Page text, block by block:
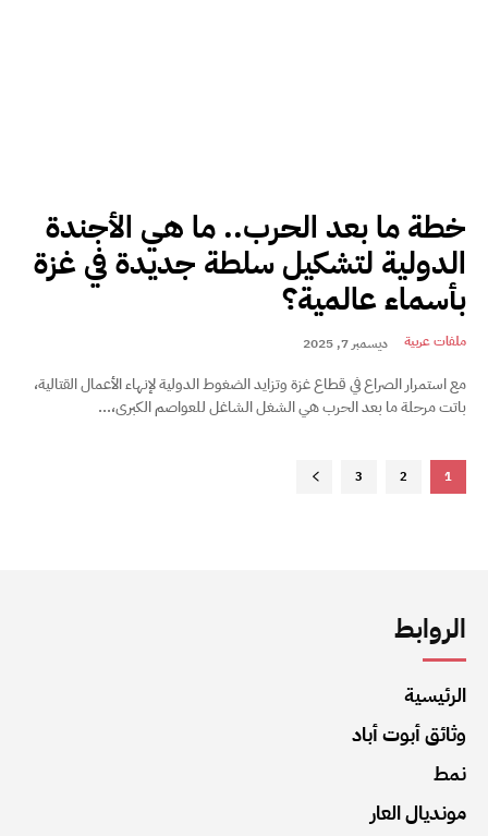
خطة ما بعد الحرب.. ما هي الأجندة
الدولية لتشكيل سلطة جديدة في غزة
بأسماء عالمية؟
ملفات عربية ديسمبر 7, 2025
مع استمرار الصراع في قطاع غزة وتزايد الضغوط الدولية لإنهاء الأعمال القتالية،
باتت مرحلة ما بعد الحرب هي الشغل الشاغل للعواصم الكبرى،...
1
2
3
الروابط
الرئيسية
وثائق أبوت أباد
نمط
مونديال العار